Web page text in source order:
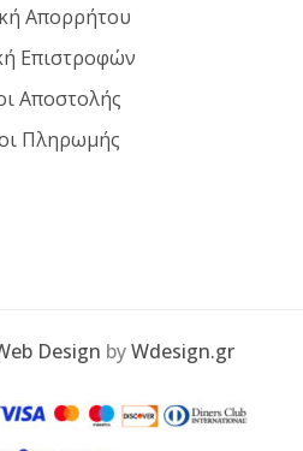
Απορρήτου
Επιστροφών
Αποστολής
Πληρωμής
Design byWdesign.gr